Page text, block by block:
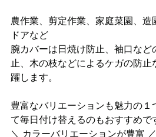
農作業、剪定作業、家庭菜園、造
ドアなど
腕カバーは日焼け防止、袖口な
止、木の枝などによるケガの防
躍します。
豊富なバリエーションも魅力の１
て毎日付け替えるのもおすすめで
＼ カラーバリエーションが豊富 ／